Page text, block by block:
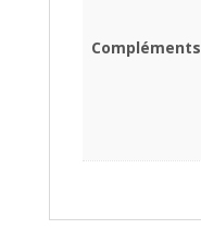
Compléments